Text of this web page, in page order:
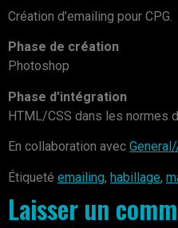
Création d’emailing pour CPG.
Phase de création
Photoshop
Phase d’intégration
HTML/CSS dans les normes
En collaboration avec
Étiqueté emailing, habillage,
Laisser un